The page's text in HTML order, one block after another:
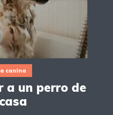
canina
a un perro de